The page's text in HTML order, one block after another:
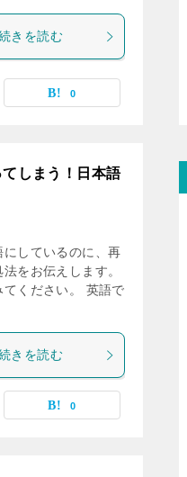
きを読む
0
しまう！日本語
しているのに、再
をお伝えします。
ください。 英語で
きを読む
0